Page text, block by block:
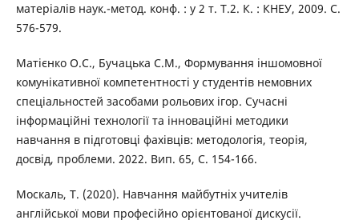
матеріалів наук.-метод. конф. : у 2 т. Т.2. К. : КНЕУ, 2009. С.
576-579.
Матієнко О.С., Бучацька С.М., Формування іншомовної
комунікативної компетентності у студентів немовних
спеціальностей засобами рольових ігор. Сучасні
інформаційні технології та інноваційні методики
навчання в підготовці фахівців: методологія, теорія,
досвід, проблеми. 2022. Вип. 65, С. 154-166.
Москаль, Т. (2020). Навчання майбутніх учителів
англійської мови професійно орієнтованої дискусії.